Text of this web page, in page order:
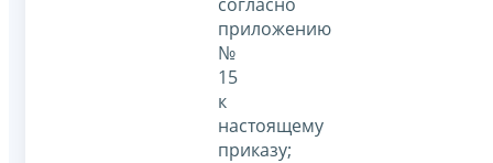
приложению
№
15
к
настоящему
приказу;